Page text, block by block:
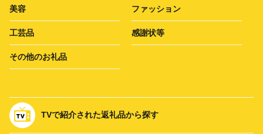
美容 ファッション
工芸品 感謝状等
その他のお礼品
TVで紹介された返礼品から探す